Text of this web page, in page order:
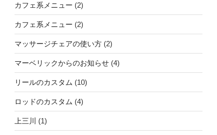
カフェ系メニュー (2)
カフェ系メニュー (2)
マッサージチェアの使い方 (2)
マーベリックからのお知らせ (4)
リールのカスタム (10)
ロッドのカスタム (4)
上三川 (1)